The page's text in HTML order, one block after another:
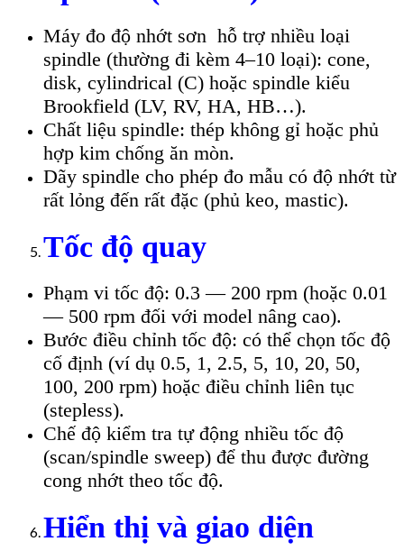
Máy đo độ nhớt sơn hỗ trợ nhiều loại
spindle (thường đi kèm 4–10 loại): cone,
disk, cylindrical (C) hoặc spindle kiểu
Brookfield (LV, RV, HA, HB…).
Chất liệu spindle: thép không gỉ hoặc phủ
hợp kim chống ăn mòn.
Dãy spindle cho phép đo mẫu có độ nhớt từ
rất lỏng đến rất đặc (phủ keo, mastic).
Tốc độ quay
Phạm vi tốc độ: 0.3 — 200 rpm (hoặc 0.01
— 500 rpm đối với model nâng cao).
Bước điều chỉnh tốc độ: có thể chọn tốc độ
cố định (ví dụ 0.5, 1, 2.5, 5, 10, 20, 50,
100, 200 rpm) hoặc điều chỉnh liên tục
(stepless).
Chế độ kiểm tra tự động nhiều tốc độ
(scan/spindle sweep) để thu được đường
cong nhớt theo tốc độ.
Hiển thị và giao diện